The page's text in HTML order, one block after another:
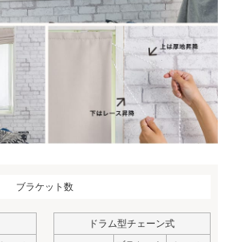
ブラケット数
ドラム型チェーン式